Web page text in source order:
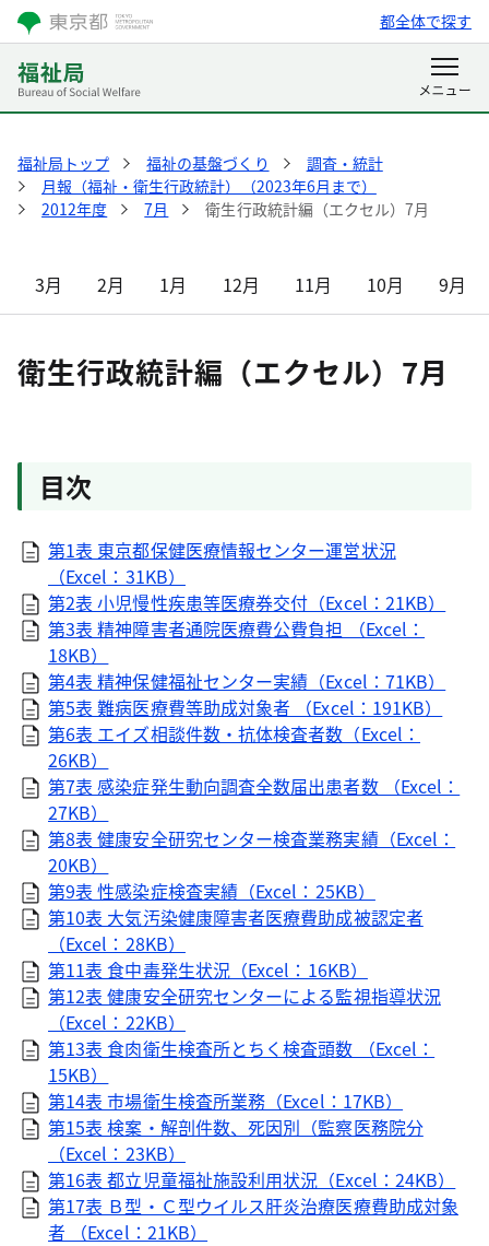
都全体で探す
福祉局トップ 福祉の基盤づくり
調査・統計
月報（福祉・衛生行政統計）（2023年6月まで）
2012年度
7月 衛生行政統計編（エクセル）7月
3月 2月 1月 12月 11月 10月 9月
衛生行政統計編（エクセル）7月
目次
第1表 東京都保健医療情報センター運営状況
（Excel：31KB）
第2表 小児慢性疾患等医療券交付（Excel：21KB）
第3表 精神障害者通院医療費公費負担 （Excel：
18KB）
第4表 精神保健福祉センター実績（Excel：71KB）
第5表 難病医療費等助成対象者 （Excel：191KB）
第6表 エイズ相談件数・抗体検査者数（Excel：
26KB）
第7表 感染症発生動向調査全数届出患者数 （Excel：
27KB）
第8表 健康安全研究センター検査業務実績（Excel：
20KB）
第9表 性感染症検査実績（Excel：25KB）
第10表 大気汚染健康障害者医療費助成被認定者
（Excel：28KB）
第11表 食中毒発生状況（Excel：16KB）
第12表 健康安全研究センターによる監視指導状況
（Excel：22KB）
第13表 食肉衛生検査所とちく検査頭数 （Excel：
15KB）
第14表 市場衛生検査所業務（Excel：17KB）
第15表 検案・解剖件数、死因別（監察医務院分
（Excel：23KB）
第16表 都立児童福祉施設利用状況（Excel：24KB）
第17表 Ｂ型・Ｃ型ウイルス肝炎治療医療費助成対象
者 （Excel：21KB）